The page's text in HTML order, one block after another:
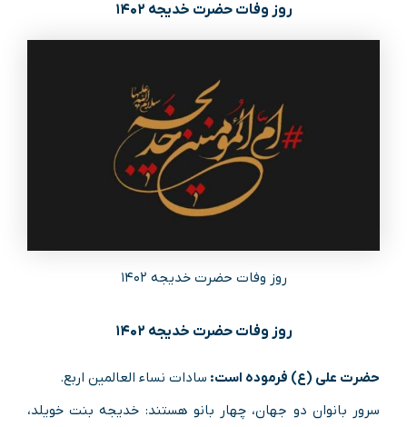
روز وفات حضرت خدیجه ۱۴۰۲
روز وفات حضرت خدیجه ۱۴۰۲
روز وفات حضرت خدیجه ۱۴۰۲
حضرت علی (ع) فرموده است: سادات نساء العالمین اربع.
سرور بانوان دو جهان، چهار بانو هستند: خدیجه بنت خویلد،